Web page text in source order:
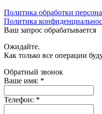
Политика обработки
Политика
Ваш запрос обрабатывается
Ожидайте.
Как только все операции
Обратный звонок
Ваше имя: *
Телефон: *